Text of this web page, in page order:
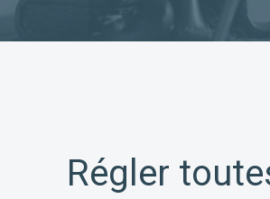
Régler